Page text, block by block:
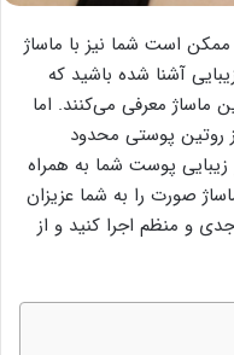
ممکن است شما نیز با ماساژ
آشنا شده باشید که
ماساژ معرفی می‌کنند. اما
روتین پوستی محدود
پوست شما به همراه
صورت را به شما عزیزان
و منظم اجرا کنید و از